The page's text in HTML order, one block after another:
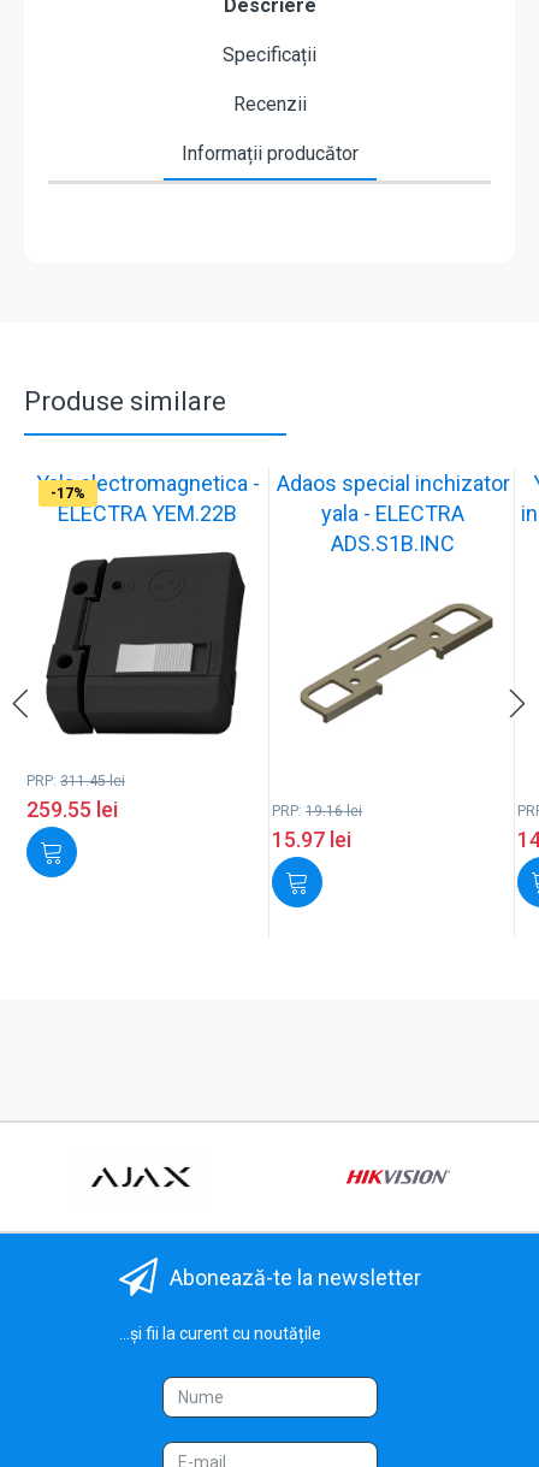
Descriere
Specificații
Recenzii
Informații producător
Produse similare
-17%
Yala electromagnetica -
ELECTRA YEM.22B
PRP: 311.45lei
259.55 lei
-17%
Adaos special inchizator
yala - ELECTRA
ADS.S1B.INC
PRP: 19.16lei
15.97 lei
-17%
-17%
-17%
-17%
-17%
-17%
-17%
-17%
Abonează-te la newsletter
...și fii la curent cu noutățile